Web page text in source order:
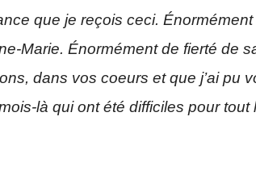
que je reçois ceci. Énormément
Marie. Énormément de fierté de
dans vos coeurs et que j’ai pu
là qui ont été difficiles pour tout